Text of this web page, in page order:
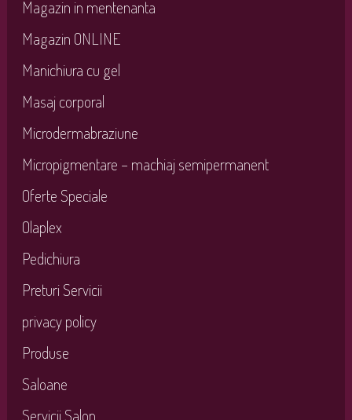
Magazin in mentenanta
Magazin ONLINE
Manichiura cu gel
Masaj corporal
Microdermabraziune
Micropigmentare – machiaj semipermanent
Oferte Speciale
Olaplex
Pedichiura
Preturi Servicii
privacy policy
Produse
Saloane
Servicii Salon